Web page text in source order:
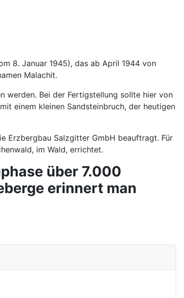
8. Januar 1945), das ab April 1944 von
Malachit.
werden. Bei der Fertigstellung sollte hier von
einem kleinen Sandsteinbruch, der heutigen
Erzbergbau Salzgitter GmbH beauftragt. Für
im Wald, errichtet.
über 7.000
erinnert man